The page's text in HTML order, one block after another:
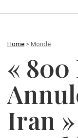
Home > Monde
« 800
Iran